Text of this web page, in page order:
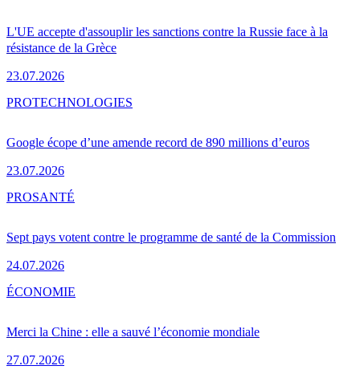
L'UE accepte d'assouplir les sanctions contre la Russie face à la
résistance de la Grèce
23.07.2026
Google écope d’une amende record de 890 millions d’euros
23.07.2026
PROTECHNOLOGIES
Sept pays votent contre le programme de santé de la Commission
24.07.2026
PROSANTÉ
Merci la Chine : elle a sauvé l’économie mondiale
27.07.2026
ÉCONOMIE